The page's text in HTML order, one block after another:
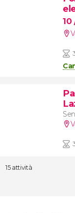
10
15 attività